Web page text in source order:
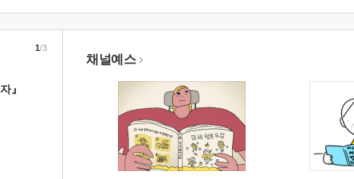
』
1/3
채널예스